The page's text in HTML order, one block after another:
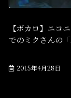
【ボカロ】ニコ
でのミクさんの
2015年4月28日